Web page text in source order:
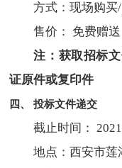
方式：现场购买
售价： 免费赠送
注：获取招标
证原件或复印件
四、 投标文件递交
截止时间：
地点：西安市莲